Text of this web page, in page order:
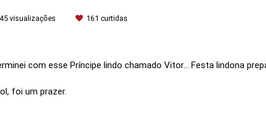
visualizações 161 curtidas
com esse Príncipe lindo chamado Vitor... Festa lindona
foi um prazer.